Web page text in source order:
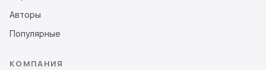
Авторы
Популярные
КОМПАНИЯ